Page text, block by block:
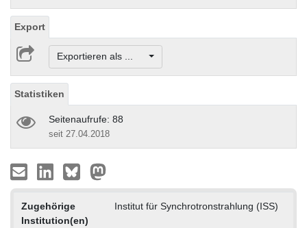
Export
Exportieren als ...
Statistiken
Seitenaufrufe: 88
seit 27.04.2018
Zugehörige
Institution(en)
Institut für Synchrotronstrahlung (ISS)